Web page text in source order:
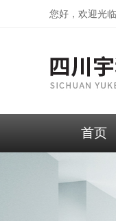
您好，欢迎光临
首页